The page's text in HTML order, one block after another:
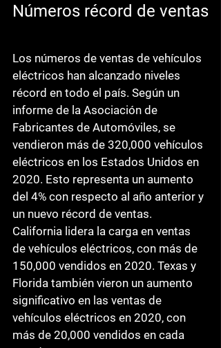
Números récord de ventas
Los números de ventas de vehículos
eléctricos han alcanzado niveles
récord en todo el país. Según un
informe de la Asociación de
Fabricantes de Automóviles, se
vendieron más de 320,000 vehículos
eléctricos en los Estados Unidos en
2020. Esto representa un aumento
del 4% con respecto al año anterior y
un nuevo récord de ventas.
California lidera la carga en ventas
de vehículos eléctricos, con más de
150,000 vendidos en 2020. Texas y
Florida también vieron un aumento
significativo en las ventas de
vehículos eléctricos en 2020, con
más de 20,000 vendidos en cada